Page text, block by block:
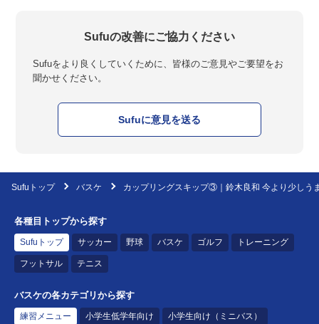
Sufuの改善にご協力ください
Sufuをより良くしていくために、皆様のご意見やご要望をお
聞かせください。
Sufuに意見を送る
Sufuトップ バスケ カップリングスキップ③｜鈴木良和 今より少しう
各種目トップから探す
Sufuトップ サッカー 野球 バスケ ゴルフ トレーニング
フットサル テニス
バスケの各カテゴリから探す
練習メニュー 小学生低学年向け 小学生向け（ミニバス）